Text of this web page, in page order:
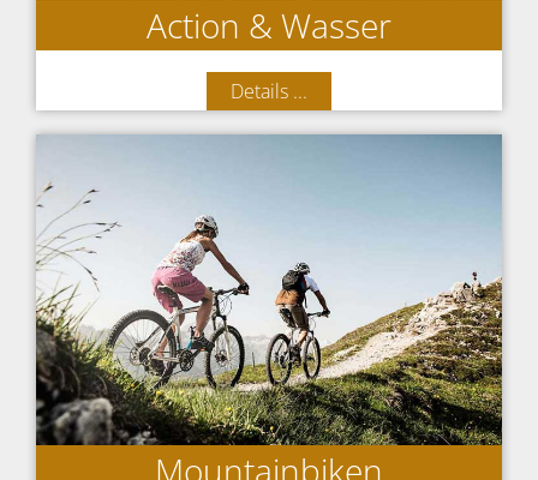
Action & Wasser
Details ...
Mountainbiken